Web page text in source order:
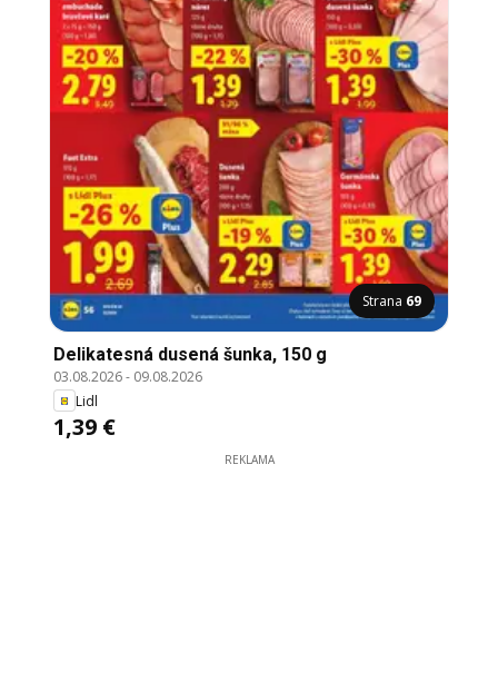
Strana 69
Delikatesná dusená šunka, 150 g
03.08.2026- 09.08.2026
Lidl
1,39 €
REKLAMA